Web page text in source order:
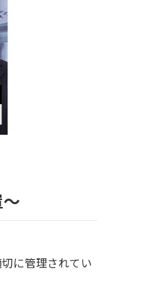
に管理されてい